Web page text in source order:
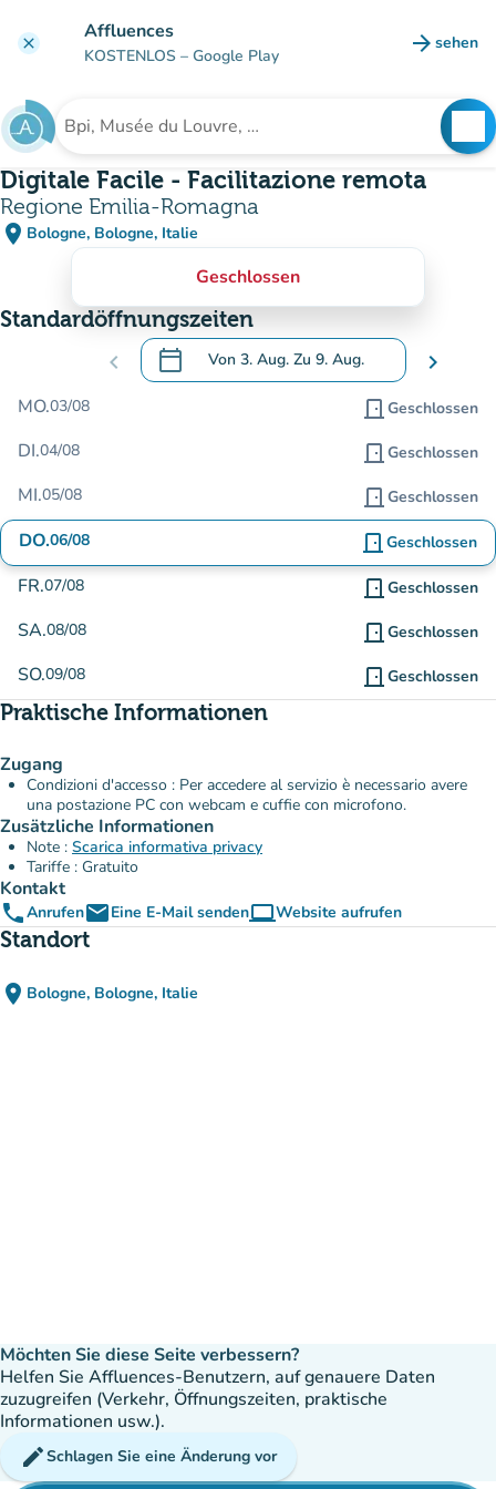
clear Affluences
KOSTENLOS – Google Play arrow_forward sehen
(new
Suche nach einer Einrichtung
Digitale Facile - Facilitazione remota
Regione Emilia-Romagna
place Bologne, Bologne, Italie
(in Google Maps öffnen)
(new tab)
Geschlossen
Standardöffnungszeiten
chevron_left calendar_today Von 3. Aug. Zu 9. Aug.
.Öffnen Sie den Kalender, um Daten zu
chevron_right
MO.03/08 door_front Geschlossen
DI.04/08 door_front Geschlossen
MI.05/08 door_front Geschlossen
DO.06/08 door_front Geschlossen
FR.07/08 door_front Geschlossen
SA.08/08 door_front Geschlossen
SO.09/08 door_front Geschlossen
Praktische Informationen
Zugang
Condizioni d'accesso : Per accedere al servizio è necessario avere
una postazione PC con webcam e cuffie con microfono.
Zusätzliche Informationen
Note : Scarica informativa privacy
Tariffe : Gratuito
Kontakt
phoneAnrufenemailEine E-Mail sendencomputerWebsite aufrufen
(new tab)
Standort
place Bologne, Bologne, Italie
(in Google Maps öffnen)
(new tab)
Möchten Sie diese Seite verbessern?
Helfen Sie Affluences-Benutzern, auf genauere Daten
zuzugreifen (Verkehr, Öffnungszeiten, praktische
Informationen usw.).
editSchlagen Sie eine Änderung vor